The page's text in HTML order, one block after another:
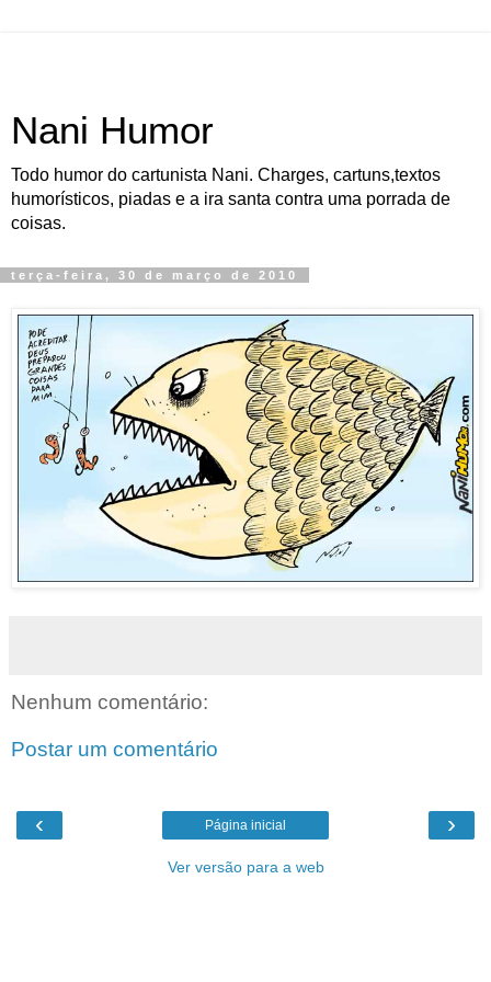
Nani Humor
Todo humor do cartunista Nani. Charges, cartuns,textos
humorísticos, piadas e a ira santa contra uma porrada de
coisas.
terça-feira, 30 de março de 2010
Nenhum comentário:
Postar um comentário
‹ ›
Página inicial
Ver versão para a web